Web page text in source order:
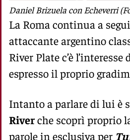
Daniel Brizuela con Echeverri
La Roma continua a
attaccante argentino
River Plate c’è
espresso il proprio
Intanto a parlare di lui è
Riverche scoprì proprio
parole in esclusiva per